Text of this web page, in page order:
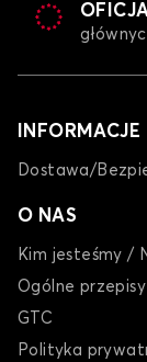
INFORMACJE
Dostawa/
O NAS
Kim jesteśmy /
Ogólne
GTC
Polityka